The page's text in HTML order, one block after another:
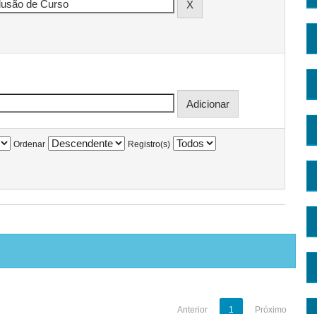
Ordenar Registro(s)
Anterior 1 Próximo